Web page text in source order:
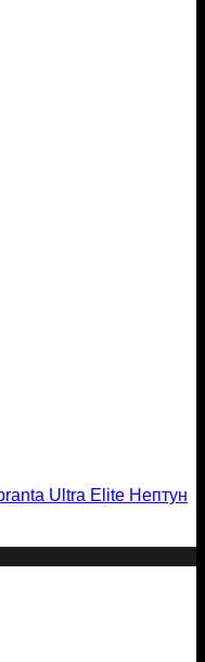
Ultra Elite Нептун